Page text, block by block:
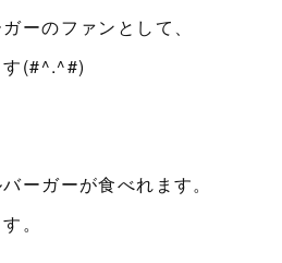
ーのファンとして、
す(#^.^#)
ーガーが食べれます。
。